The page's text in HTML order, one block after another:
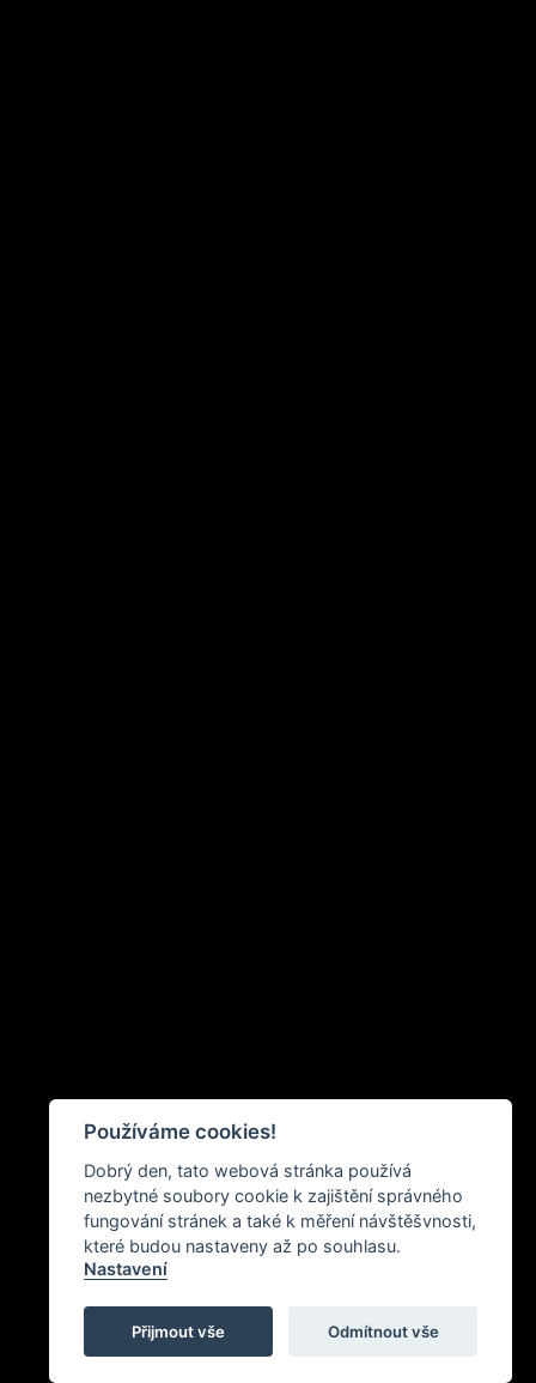
Používáme cookies!
Dobrý den, tato webová stránka používá
nezbytné soubory cookie k zajištění správného
fungování stránek a také k měření návštěšvnosti,
které budou nastaveny až po souhlasu.
Nastavení
Přijmout vše Odmítnout vše